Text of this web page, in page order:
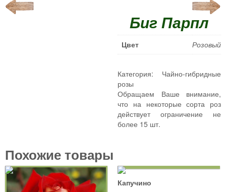
Биг Парпл
Цвет Розовый
Категория: Чайно-гибридные
розы
Обращаем Ваше внимание,
что на некоторые сорта роз
действует ограничение не
более 15 шт.
Похожие товары
Капучино